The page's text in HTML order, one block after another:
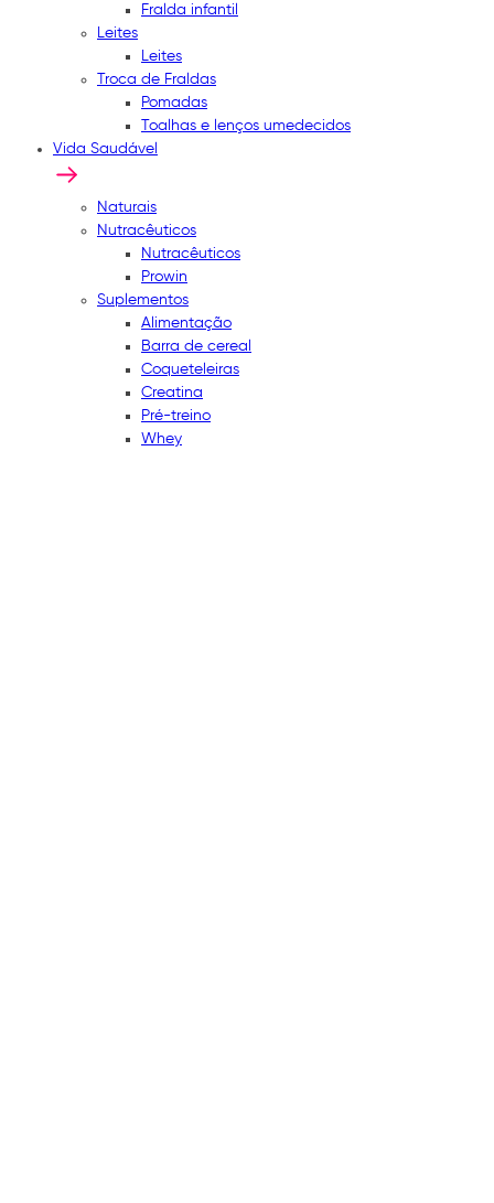
Fralda infantil
Leites
Leites
Troca de Fraldas
Pomadas
Toalhas e lenços umedecidos
Vida Saudável
Naturais
Nutracêuticos
Nutracêuticos
Prowin
Suplementos
Alimentação
Barra de cereal
Coqueteleiras
Creatina
Pré-treino
Whey